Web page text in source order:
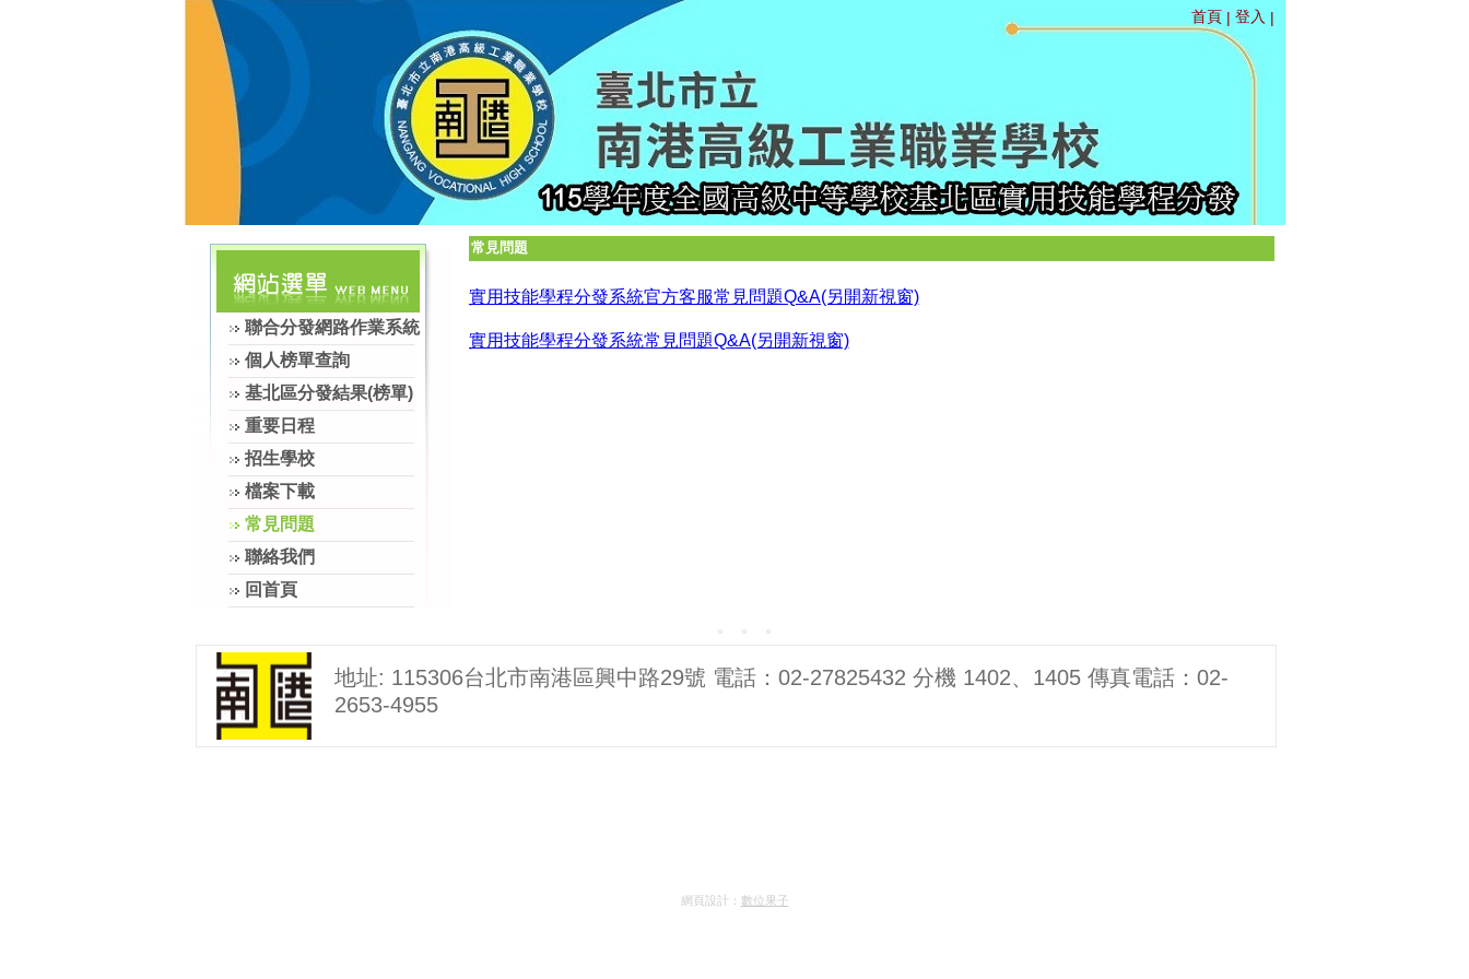
首頁 | 登入 |
聯合分發網路作業系統
個人榜單查詢
基北區分發結果(榜單)
重要日程
招生學校
檔案下載
常見問題
聯絡我們
回首頁
常見問題
實用技能學程分發系統官方客服常見問題Q&A(另開新視窗)
實用技能學程分發系統常見問題Q&A(另開新視窗)
地址: 115306台北市南港區興中路29號 電話：02-27825432 分機 1402、1405 傳真電話：02-
2653-4955
網頁設計： 數位果子